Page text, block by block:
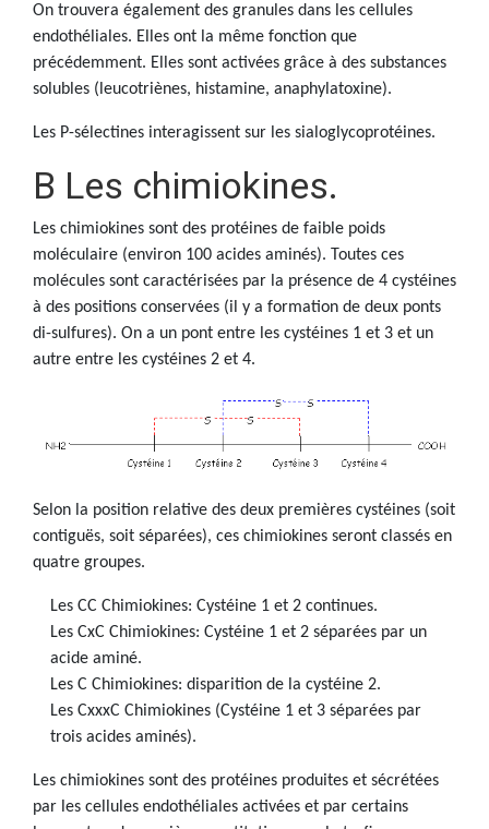
On trouvera également des granules dans les cellules
endothéliales. Elles ont la même fonction que
précédemment. Elles sont activées grâce à des substances
solubles (leucotriènes, histamine, anaphylatoxine).
Les P-sélectines interagissent sur les sialoglycoprotéines.
B Les chimiokines.
Les chimiokines sont des protéines de faible poids
moléculaire (environ 100 acides aminés). Toutes ces
molécules sont caractérisées par la présence de 4 cystéines
à des positions conservées (il y a formation de deux ponts
di-sulfures). On a un pont entre les cystéines 1 et 3 et un
autre entre les cystéines 2 et 4.
Selon la position relative des deux premières cystéines (soit
contiguës, soit séparées), ces chimiokines seront classés en
quatre groupes.
Les CC Chimiokines: Cystéine 1 et 2 continues.
Les CxC Chimiokines: Cystéine 1 et 2 séparées par un
acide aminé.
Les C Chimiokines: disparition de la cystéine 2.
Les CxxxC Chimiokines (Cystéine 1 et 3 séparées par
trois acides aminés).
Les chimiokines sont des protéines produites et sécrétées
par les cellules endothéliales activées et par certains